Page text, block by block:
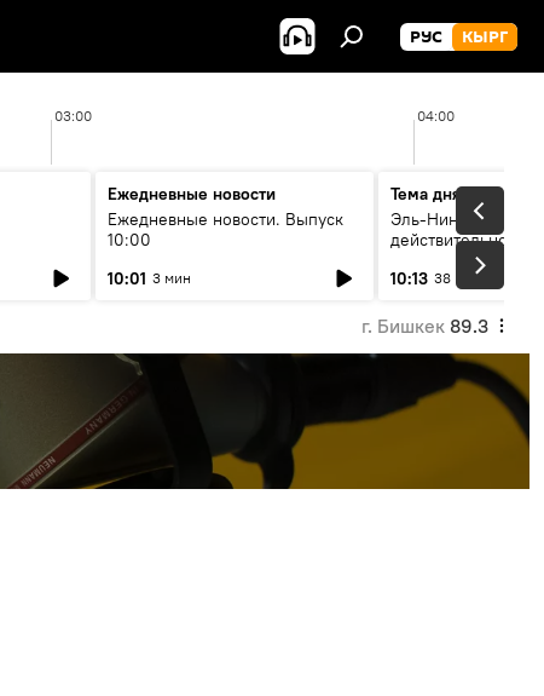
РУС КЫРГ
03:00 04:00
Ежедневные новости
Ежедневные новости. Выпуск
10:00
10:01 3 мин
Тема дня
Эль-Ниньо, жара и
действительно
погоду в
10:13 38 мин
г. Бишкек 89.3